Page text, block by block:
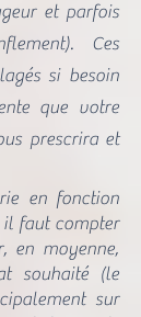
et parfois
Ces
si besoin
que votre
prescrira et
en fonction
il faut compter
en moyenne,
souhaité (le
sur